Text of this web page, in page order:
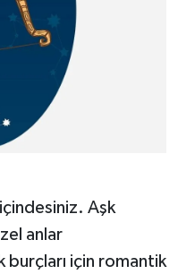
Aşk
anlar
burçları için romantik